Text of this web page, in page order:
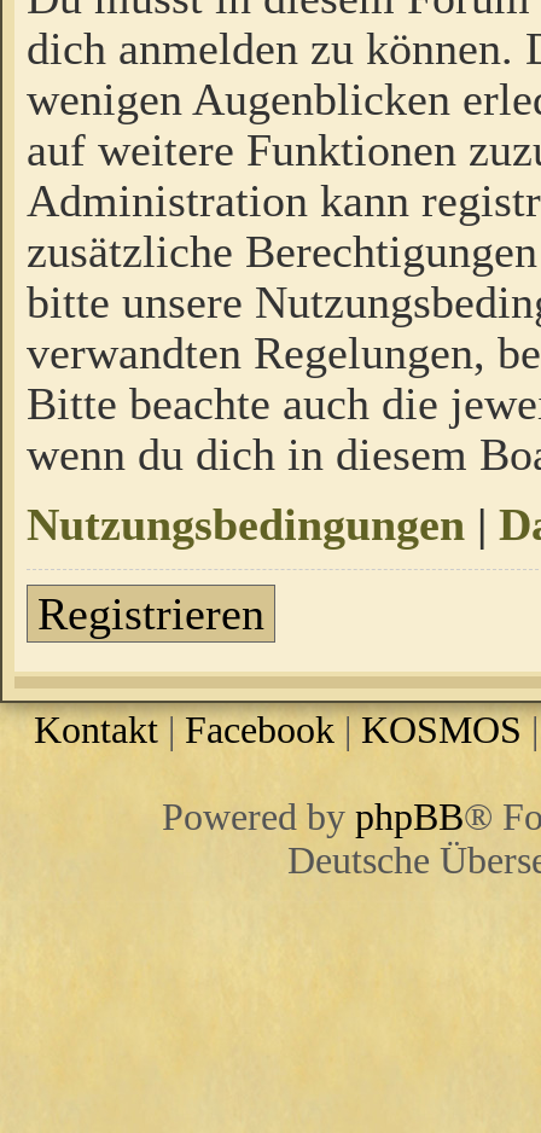
dich anmelden zu
wenigen Augenblicken
auf weitere Funktionen
Administration kann
zusätzliche
bitte unsere
verwandten Regelungen,
Bitte beachte auch die
wenn du dich in diesem
Nutzungsbedingungen |
Registrieren
Kontakt | Facebook |KOSMOS
Powered by phpBB®
Deutsche